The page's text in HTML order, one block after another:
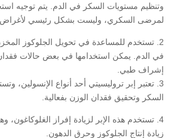
وتنظيم مستويات السكر في الدم. يتم توجيه
لمرضى السكري، وليست بشكل رئيسي لأغراض
2. تستخدم للمساعدة في تحويل الجلوكوز
في الدم. يمكن استخدامها في بعض حالات
إشراف طبي.
3. تعتبر إبر تروليسيتي أحد أنواع الإنسولين،
السكر وتحقيق فقدان الوزن بفعالية.
4. تستخدم هذه الإبر لزيادة إفراز
زيادة إنتاج الجلوكوز وحرق الدهون.